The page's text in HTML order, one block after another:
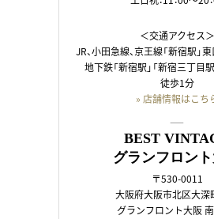
＜交通アクセス＞
JR、小田急線、京王線「新宿駅」
地下鉄「新宿駅」「新宿三丁目
徒歩1分
» 店舗情報はこち
――
BEST
グランフロン
〒530-0011
大阪府大阪市北区大深
グランフロント大阪